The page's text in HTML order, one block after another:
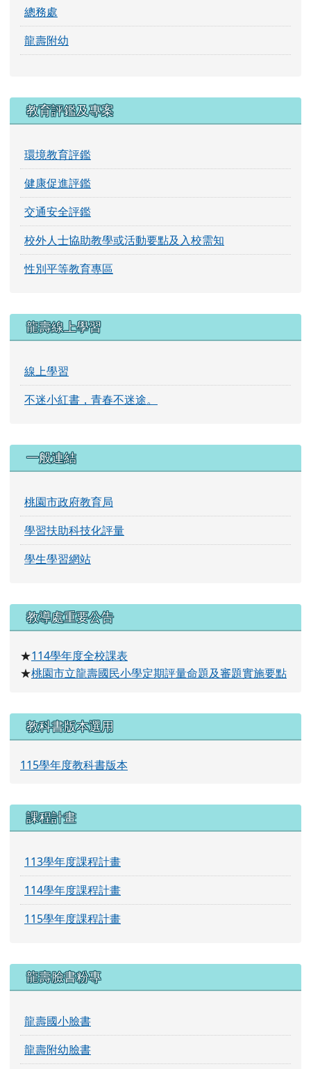
總務處
龍壽附幼
教育評鑑及專案
環境教育評鑑
健康促進評鑑
交通安全評鑑
校外人士協助教學或活動要點及入校需知
性別平等教育專區
龍壽線上學習
線上學習
不迷小紅書，青春不迷途。
一般連結
桃園市政府教育局
學習扶助科技化評量
學生學習網站
右邊區域內容
教導處重要公告
★114學年度全校課表
★桃園市立龍壽國民小學定期評量命題及審題實施要點
教科書版本選用
115學年度教科書版本
課程計畫
113學年度課程計畫
114學年度課程計畫
115學年度課程計畫
龍壽臉書粉專
龍壽國小臉書
龍壽附幼臉書